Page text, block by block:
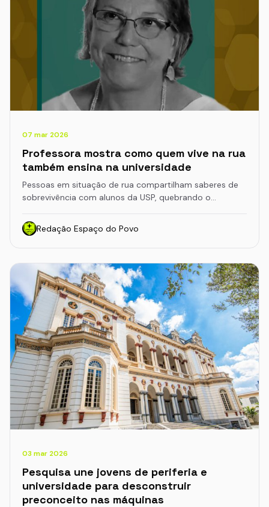
07 mar 2026
Professora mostra como quem vive na rua
também ensina na universidade
Pessoas em situação de rua compartilham saberes de
sobrevivência com alunos da USP, quebrando o…
Redação Espaço do Povo
03 mar 2026
Pesquisa une jovens de periferia e
universidade para desconstruir
preconceito nas máquinas